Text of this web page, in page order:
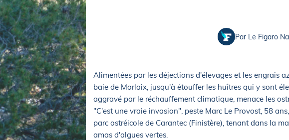
Pêche en mer
Plongée
Par Le Figaro
Alimentées par les déjections d'élevages et les engrais
baie de Morlaix, jusqu'à étouffer les huîtres qui y sont
aggravé par le réchauffement climatique, menace les
"C'est une vraie invasion", peste Marc Le Provost, 58
parc ostréicole de Carantec (Finistère), tenant dans la
amas d'algues vertes.